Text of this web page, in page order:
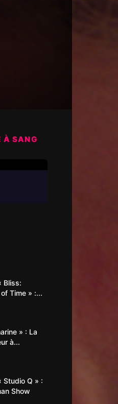
À SANG
Bliss:
Time » :...
» : La
à...
Studio Q » :
Show